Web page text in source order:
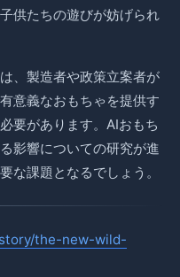
供たちの遊びが妨げられ
、製造者や政策立案者が
意義なおもちゃを提供す
要があります。AIおもち
影響についての研究が進
な課題となるでしょう。
the-new-wild-